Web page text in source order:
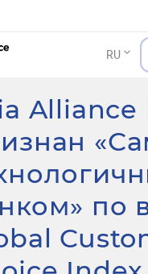
RU
Alliance
по